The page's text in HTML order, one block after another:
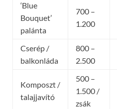
‘Blue
Bouquet’
palánta
700 –
1.200
Cserép /
balkonláda
800 –
2.500
Komposzt /
talajjavító
500 –
1.500 /
zsák